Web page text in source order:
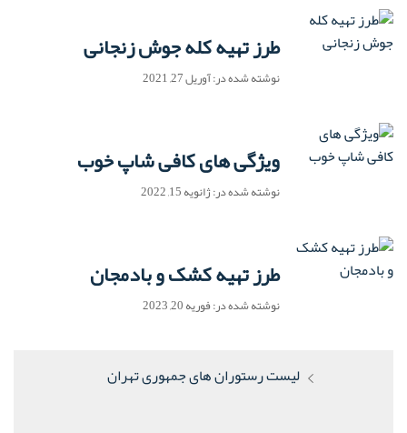
طرز تهیه کله جوش زنجانی
نوشته شده در: آوریل 27, 2021
ویژگی های کافی شاپ خوب
نوشته شده در: ژانویه 15, 2022
طرز تهیه کشک و بادمجان
نوشته شده در: فوریه 20, 2023
پست
لیست رستوران های جمهوری تهران